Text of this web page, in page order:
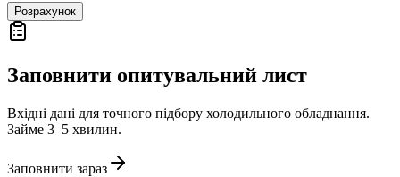
Розрахунок
Заповнити опитувальний лист
Вхідні дані для точного підбору холодильного обладнання.
Займе 3–5 хвилин.
Заповнити зараз